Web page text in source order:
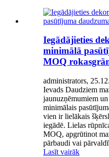
Iegādājieties
minimālā
MOQ
administrators,
Ievads Daudziem
jaunuzņēmumiem
minimālais
vien ir lielākais
iegādē. Lielas
MOQ, apgrūtinot
pārbaudi vai
Lasīt vairāk